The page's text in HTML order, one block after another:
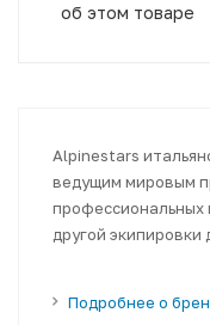
об этом товаре
Alpinestars
ведущим мировым
профессиональных
другой экипировки
Подробнее о